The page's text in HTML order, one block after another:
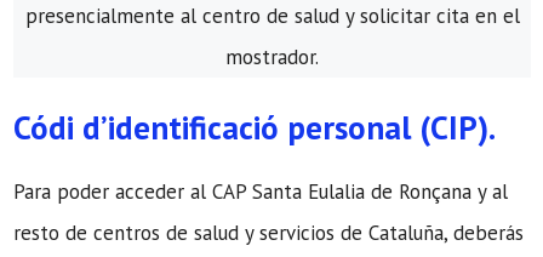
presencialmente al centro de salud y solicitar cita en el
mostrador.
Códi d’identificació personal (CIP).
Para poder acceder al CAP Santa Eulalia de Ronçana y al
resto de centros de salud y servicios de Cataluña, deberás